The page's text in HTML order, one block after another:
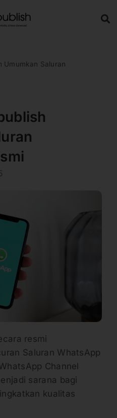
Umumkan Saluran
resmi
Saluran WhatsApp
Channel
sarana bagi
kualitas